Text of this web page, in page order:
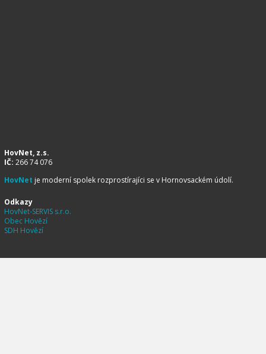
HovNet, z.s.
IČ: 266 74 076
HovNet je moderní spolek rozprostírajíci se v Hornovsackém údolí.
Odkazy
HovNet-SERVIS s.r.o.
Obec Hovězí
SDH Hovězí